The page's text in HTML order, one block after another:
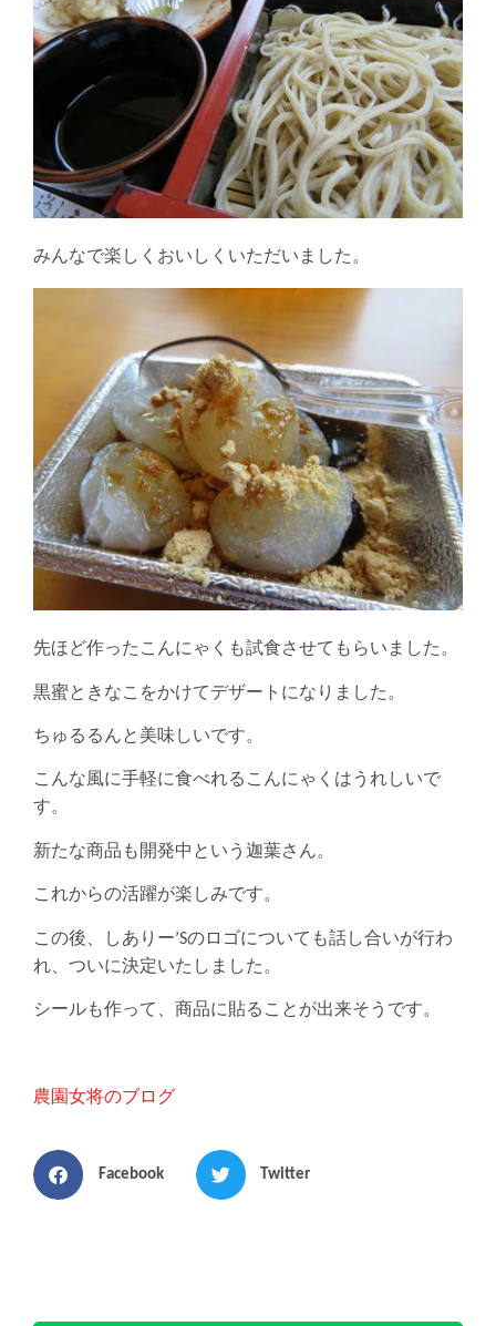
みんなで楽しくおいしくいただいました。
先ほど作ったこんにゃくも試食させてもらいました。
黒蜜ときなこをかけてデザートになりました。
ちゅるるんと美味しいです。
こんな風に手軽に食べれるこんにゃくはうれしいで
す。
新たな商品も開発中という迦葉さん。
これからの活躍が楽しみです。
この後、しありー’Sのロゴについても話し合いが行わ
れ、ついに決定いたしました。
シールも作って、商品に貼ることが出来そうです。
農園女将のブログ
Facebook Twitter